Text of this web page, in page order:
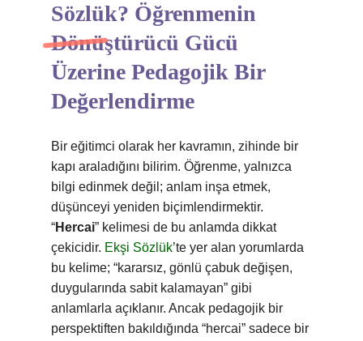
Sözlük? Öğrenmenin
Dönüştürücü Gücü
Üzerine Pedagojik Bir
Değerlendirme
Bir eğitimci olarak her kavramın, zihinde bir
kapı araladığını bilirim. Öğrenme, yalnızca
bilgi edinmek değil; anlam inşa etmek,
düşünceyi yeniden biçimlendirmektir.
“Hercai” kelimesi de bu anlamda dikkat
çekicidir. Ekşi Sözlük’te yer alan yorumlarda
bu kelime; “kararsız, gönlü çabuk değişen,
duygularında sabit kalamayan” gibi
anlamlarla açıklanır. Ancak pedagojik bir
perspektiften bakıldığında “hercai” sadece bir